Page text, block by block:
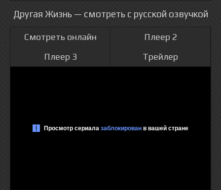
Другая Жизнь — смотреть с русской озвучкой
Смотреть онлайн
Плеер 2
Плеер 3
Трейлер